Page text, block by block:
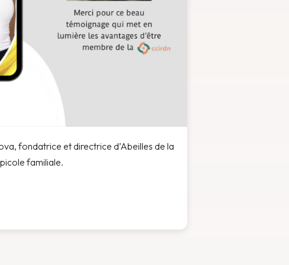
fondatrice et directrice d’Abeilles de la
familiale.